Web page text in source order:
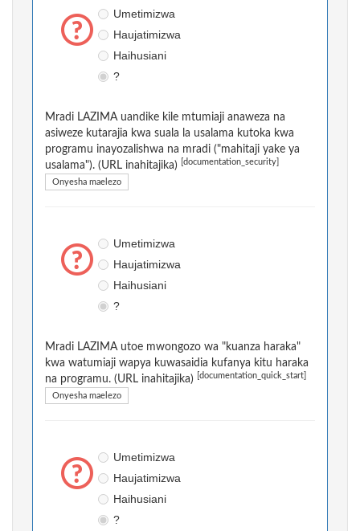
Umetimizwa
Haujatimizwa
Haihusiani
?
Mradi LAZIMA uandike kile mtumiaji anaweza na
asiweze kutarajia kwa suala la usalama kutoka kwa
programu inayozalishwa na mradi ("mahitaji yake ya
usalama"). (URL inahitajika)
[documentation_security]
Onyesha maelezo
Umetimizwa
Haujatimizwa
Haihusiani
?
Mradi LAZIMA utoe mwongozo wa "kuanza haraka"
kwa watumiaji wapya kuwasaidia kufanya kitu haraka
na programu. (URL inahitajika)
[documentation_quick_start]
Onyesha maelezo
Umetimizwa
Haujatimizwa
Haihusiani
?